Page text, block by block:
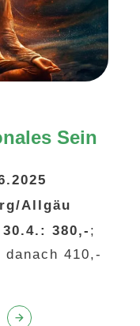
Sein
Allgäu
380,- ;
danach 410,-